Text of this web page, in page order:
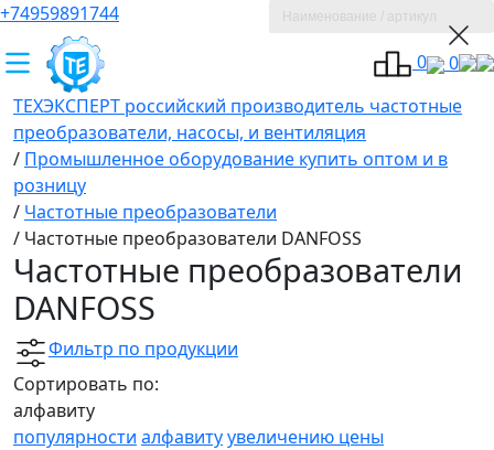
+74959891744
0
0
ТЕХЭКСПЕРТ российский производитель частотные
преобразователи, насосы, и вентиляция
/ Промышленное оборудование купить оптом и в
розницу
/ Частотные преобразователи
/ Частотные преобразователи DANFOSS
Частотные преобразователи
DANFOSS
Фильтр по продукции
Сортировать по:
алфавиту
популярности алфавитуувеличению цены